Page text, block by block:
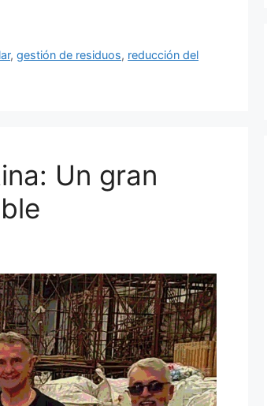
,gestión de residuos, reducción del
Un gran